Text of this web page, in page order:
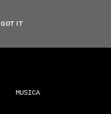
MUSICA
GOT IT